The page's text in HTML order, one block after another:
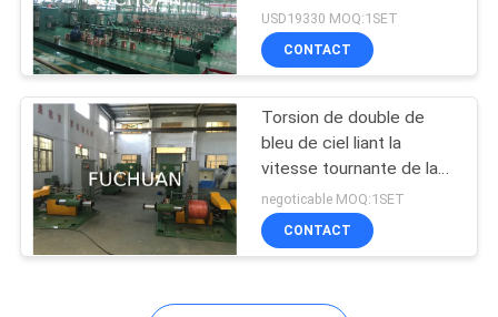
machine d'extrusion
PVC
double de machines de
tornades
USD19330 MOQ:1SET
CONTACT
Torsion de double de
bleu de ciel liant la
vitesse tournante de la
machine 650Rpm
negoticable MOQ:1SET
CONTACT